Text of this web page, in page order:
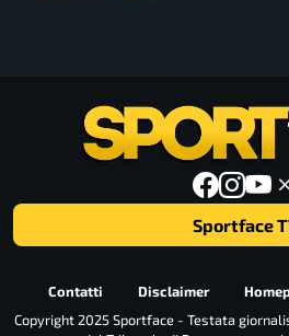
Sportface
Contatti Disclaimer
Copyright 2025 Sportface - Testata